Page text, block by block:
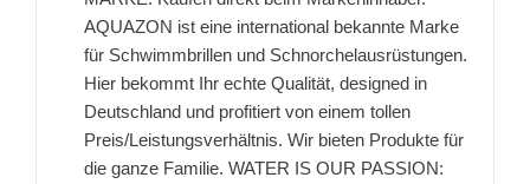
AQUAZON ist eine international bekannte Marke
für Schwimmbrillen und Schnorchelausrüstungen.
Hier bekommt Ihr echte Qualität, designed in
Deutschland und profitiert von einem tollen
Preis/Leistungsverhältnis. Wir bieten Produkte für
die ganze Familie. WATER IS OUR PASSION: